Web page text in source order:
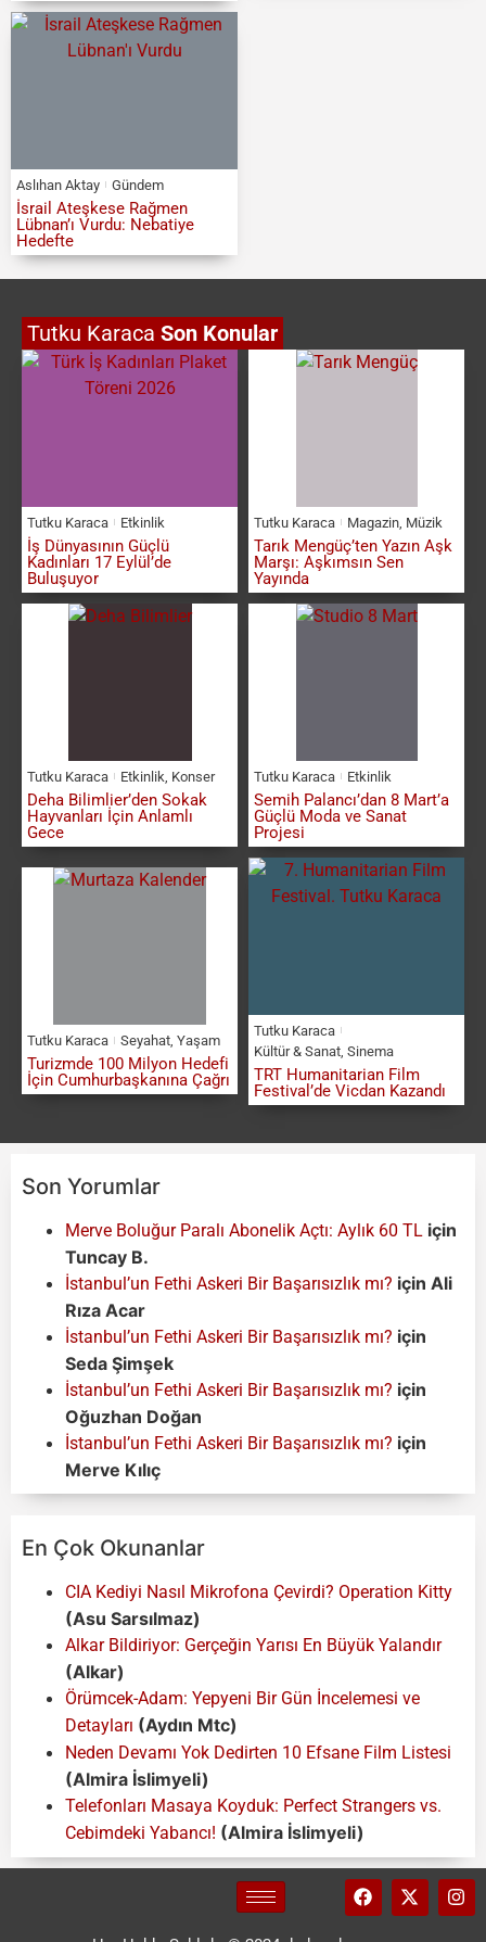
Aslıhan Aktay Gündem
İsrail Ateşkese Rağmen
Lübnan’ı Vurdu: Nebatiye
Hedefte
Tutku Karaca Son Konular
Tutku Karaca Etkinlik
İş Dünyasının Güçlü
Kadınları 17 Eylül’de
Buluşuyor
Tutku Karaca Magazin Müzik
Tarık Mengüç’ten Yazın Aşk
Marşı: Aşkımsın Sen
Yayında
Tutku Karaca Etkinlik Konser
Deha Bilimlier’den Sokak
Hayvanları İçin Anlamlı
Gece
Tutku Karaca Etkinlik
Semih Palancı’dan 8 Mart’a
Güçlü Moda ve Sanat
Projesi
Tutku Karaca Seyahat, Yaşam
Turizmde 100 Milyon Hedefi
İçin Cumhurbaşkanına Çağrı
Tutku Karaca
Kültür & Sanat Sinema
TRT Humanitarian Film
Festival’de Vicdan Kazandı
Son Yorumlar
Merve Boluğur Paralı Abonelik Açtı: Aylık 60 TL için
Tuncay B.
İstanbul’un Fethi Askeri Bir Başarısızlık mı? için Ali
Rıza Acar
İstanbul’un Fethi Askeri Bir Başarısızlık mı? için
Seda Şimşek
İstanbul’un Fethi Askeri Bir Başarısızlık mı? için
Oğuzhan Doğan
İstanbul’un Fethi Askeri Bir Başarısızlık mı? için
Merve Kılıç
En Çok Okunanlar
CIA Kediyi Nasıl Mikrofona Çevirdi? Operation Kitty
(Asu Sarsılmaz)
Alkar Bildiriyor: Gerçeğin Yarısı En Büyük Yalandır
(Alkar)
Örümcek-Adam: Yepyeni Bir Gün İncelemesi ve
Detayları (Aydın Mtc)
Neden Devamı Yok Dedirten 10 Efsane Film Listesi
(Almira İslimyeli)
Telefonları Masaya Koyduk: Perfect Strangers vs.
Cebimdeki Yabancı! (Almira İslimyeli)